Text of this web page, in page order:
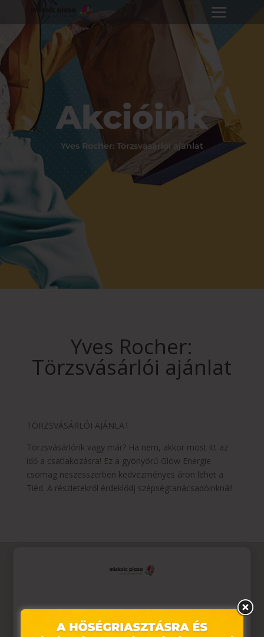
Akcióink
Yves Rocher: Törzsvásárlói ajánlat
Yves Rocher:
Törzsvásárlói ajánlat
TÖRZSVÁSÁRLÓI AJÁNLAT
Törzsvásárlónk vagy már? Ha nem, akkor most itt az
idő a csatlakozásra! Ez a gyönyörű Glow Energie
csomag neszesszerben kedvezményes áron lehet a
Tiéd. A részletekről érdeklődj szépségtanácsadóinknál!